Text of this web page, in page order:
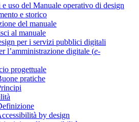
e uso del Manuale operativo di design
e storico
del manuale
al manuale
per i servizi pubblici digitali
l’amministrazione digitale (e-
progettuale
pratiche
by design